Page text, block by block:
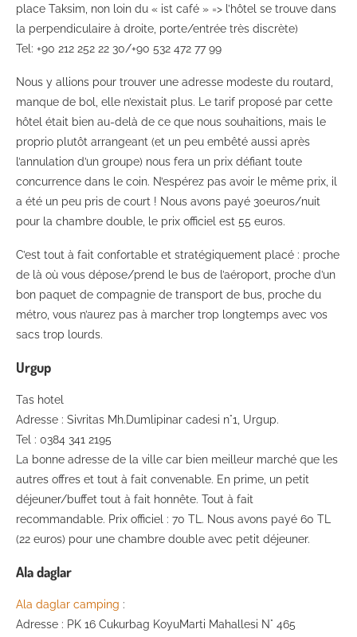
place Taksim, non loin du « ist café » => l’hôtel se trouve dans
la perpendiculaire à droite, porte/entrée très discrète)
Tel: +90 212 252 22 30/+90 532 472 77 99
Nous y allions pour trouver une adresse modeste du routard,
manque de bol, elle n’existait plus. Le tarif proposé par cette
hôtel était bien au-delà de ce que nous souhaitions, mais le
proprio plutôt arrangeant (et un peu embêté aussi après
l’annulation d’un groupe) nous fera un prix défiant toute
concurrence dans le coin. N’espérez pas avoir le même prix, il
a été un peu pris de court ! Nous avons payé 30euros/nuit
pour la chambre double, le prix officiel est 55 euros.
C’est tout à fait confortable et stratégiquement placé : proche
de là où vous dépose/prend le bus de l’aéroport, proche d’un
bon paquet de compagnie de transport de bus, proche du
métro, vous n’aurez pas à marcher trop longtemps avec vos
sacs trop lourds.
Urgup
Tas hotel
Adresse : Sivritas Mh.Dumlipinar cadesi n°1, Urgup.
Tel : 0384 341 2195
La bonne adresse de la ville car bien meilleur marché que les
autres offres et tout à fait convenable. En prime, un petit
déjeuner/buffet tout à fait honnête. Tout à fait
recommandable. Prix officiel : 70 TL. Nous avons payé 60 TL
(22 euros) pour une chambre double avec petit déjeuner.
Ala daglar
Ala daglar camping :
Adresse : PK 16 Cukurbag KoyuMarti Mahallesi N° 465